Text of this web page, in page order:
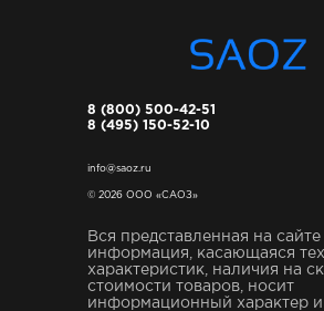
8 (800) 500-42-51
8 (495) 150-52-10
info@saoz.ru
© 2026 ООО «САОЗ»
Вся представленная на сайте
информация, касающаяся
характеристик, наличия на
стоимости товаров, носит
информационный характер